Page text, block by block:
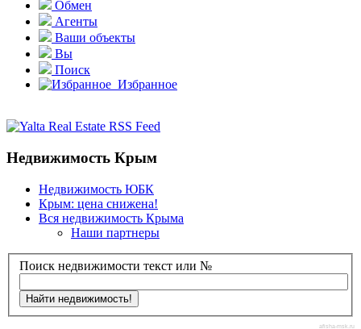
Обмен
Агенты
Ваши объекты
Вы
Поиск
Избранное
Недвижимость Крым
Недвижимость ЮБК
Крым: цена снижена!
Вся недвижимость Крыма
Наши партнеры
Поиск недвижимости текст или №
afisha-msk.ru